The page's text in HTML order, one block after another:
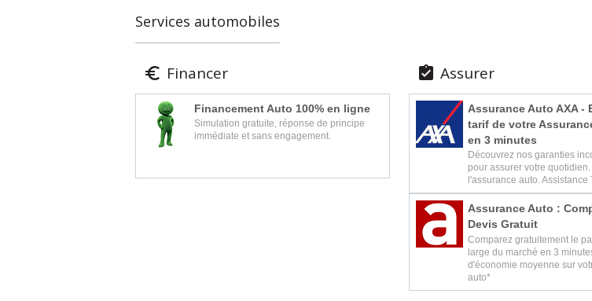
Services automobiles
 Financer
Financement Auto 100% en ligne
Simulation gratuite, réponse de principe
immédiate et sans engagement.
 Assurer
Assurance Auto AXA -
tarif de votre
en 3 minutes
Découvrez nos garanties
pour assurer votre quotidien.
l'assurance auto. Assistance
Assurance Auto :
Devis Gratuit
Comparez gratuitement le
large du marché en 3
d'économie moyenne sur
auto*